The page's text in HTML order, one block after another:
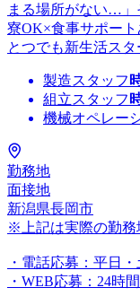
まる場所がない…」
寮OK×食事サポー
とつでも新生活ス
製造スタッフ
組立スタッフ
機械オペレー
勤務地
面接地
新潟県長岡市
※上記は実際の勤務
・電話応募：平日・
・WEB応募：24時